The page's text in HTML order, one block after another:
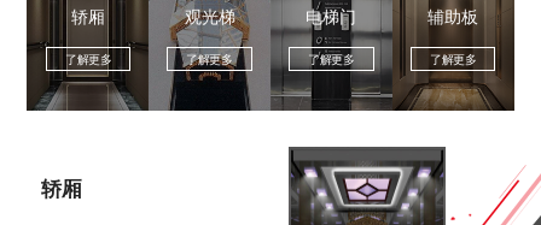
轿厢
了解更多
观光梯
了解更多
电梯门
了解更多
辅助板
了解更多
轿厢